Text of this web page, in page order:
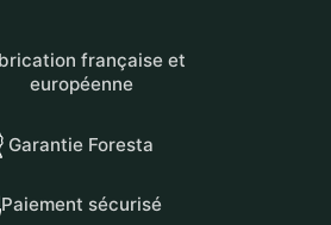
française et
européenne
Garantie Foresta
Paiement sécurisé